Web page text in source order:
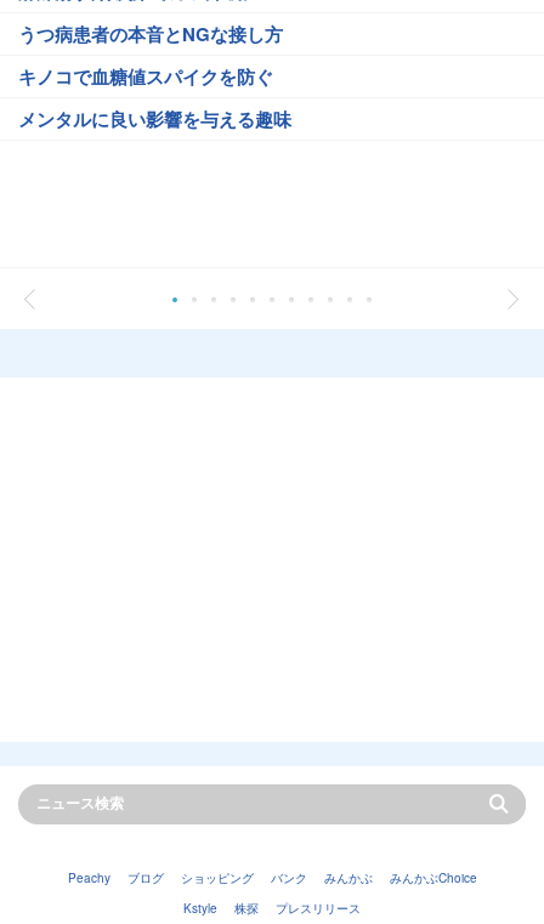
うつ病患者の本音とNGな接し方
キノコで血糖値スパイクを防ぐ
メンタルに良い影響を与える趣味
Peachy ブログ ショッピング バンク みんかぶ
みんかぶChoice
Kstyle
株探 プレスリリース